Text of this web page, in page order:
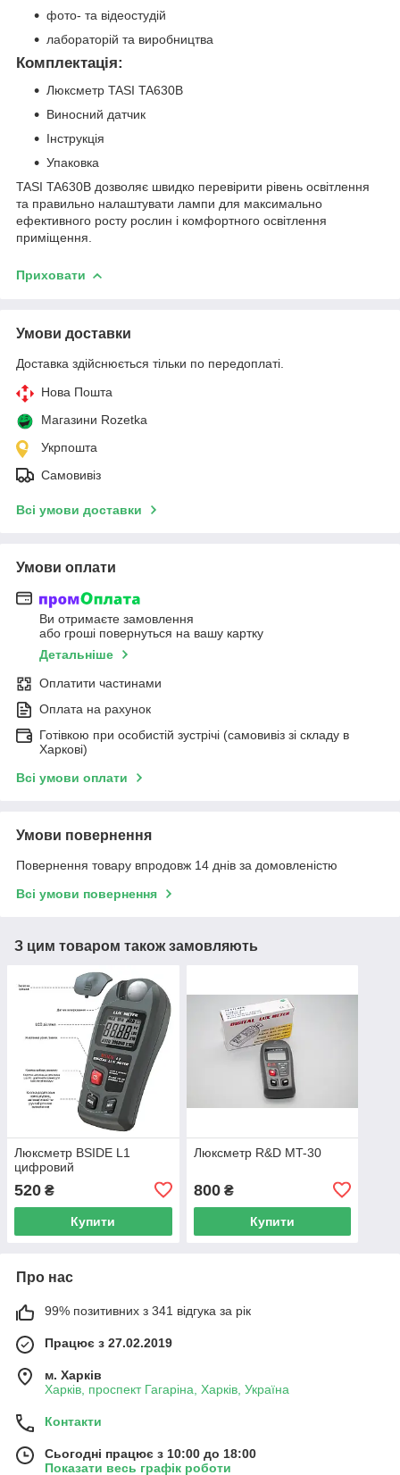
фото- та відеостудій
лабораторій та виробництва
Комплектація:
Люксметр TASI TA630B
Виносний датчик
Інструкція
Упаковка
TASI TA630B дозволяє швидко перевірити рівень освітлення
та правильно налаштувати лампи для максимально
ефективного росту рослин і комфортного освітлення
приміщення.
Приховати
Умови доставки
Доставка здійснюється тільки по передоплаті.
Нова Пошта
Магазини Rozetka
Укрпошта
Самовивіз
Всі умови доставки
Умови оплати
Ви отримаєте замовлення
або гроші повернуться на вашу картку
Детальніше
Оплатити частинами
Оплата на рахунок
Готівкою при особистій зустрічі (самовивіз зі складу в
Харкові)
Всі умови оплати
Умови повернення
Повернення товару впродовж 14 днів за домовленістю
Всі умови повернення
З цим товаром також замовляють
Люксметр BSIDE L1
цифровий
520 ₴
Купити
Люксметр R&D MT-30
800₴
Купити
Про нас
99% позитивних з 341 відгука за рік
Працює з 27.02.2019
м. Харків
Харків, проспект Гагаріна, Харків, Україна
Контакти
Сьогодні працює з 10:00 до 18:00
Показати весь графік роботи